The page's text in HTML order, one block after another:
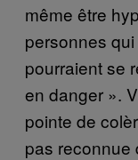
même être
personnes
pourraient se
en danger ».
pointe de
pas reconnue